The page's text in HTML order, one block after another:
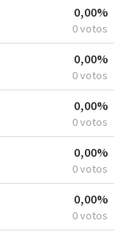
0,00%
0 votos
0,00%
0 votos
0,00%
0 votos
0,00%
0 votos
0,00%
0 votos